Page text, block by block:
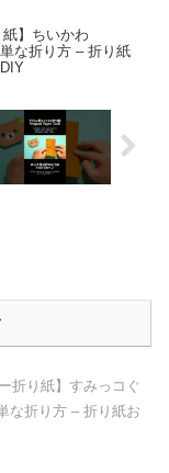
紙】ちいかわ
な折り方 – 折り紙
折り紙】すみっコぐ
な折り方 – 折り紙お